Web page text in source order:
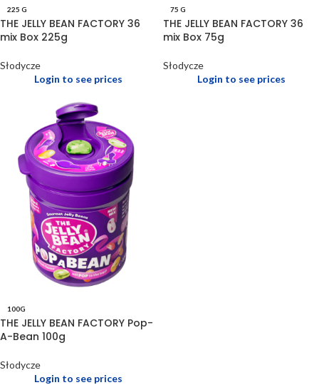
225 G
THE JELLY BEAN FACTORY 36
mix Box 225g
Słodycze
Login to see prices
75 G
THE JELLY BEAN FACTORY 36
mix Box 75g
Słodycze
Login to see prices
100G
THE JELLY BEAN FACTORY Pop-
A-Bean 100g
Słodycze
Login to see prices